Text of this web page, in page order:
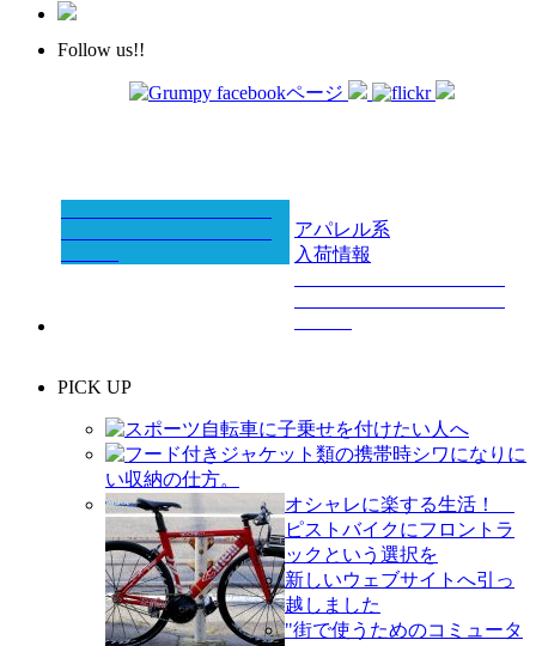
Follow us!!
アパレル系
入荷情報
PICK UP
スポーツ自転車に子乗せを付けたい人へ
フード付きジャケット類の携帯時シワになりに
い収納の仕方。
オシャレに楽する生活！
ピストバイクにフロントラ
ックという選択を
新しいウェブサイトへ引っ
越しました
"街で使うためのコミュータ